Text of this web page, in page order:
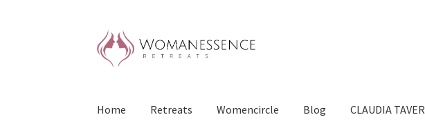
Zur
Navigation
springen
Zum
Inhalt
springen
Home Retreats Womencircle Blog CLAUDIA